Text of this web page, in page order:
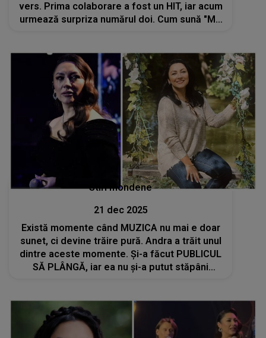
vers. Prima colaborare a fost un HIT, iar acum
urmează surpriza numărul doi. Cum sună "Me
Stiri mondene
21 dec 2025
Există momente când MUZICA nu mai e doar
sunet, ci devine trăire pură. Andra a trăit unul
dintre aceste momente. Și-a făcut PUBLICUL
SĂ PLÂNGĂ, iar ea nu și-a putut stăpâni